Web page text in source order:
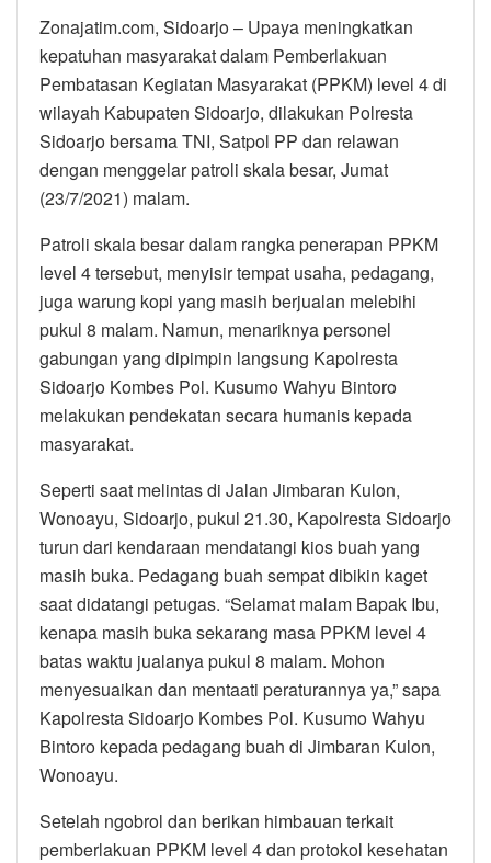
Zonajatim.com, Sidoarjo – Upaya meningkatkan
kepatuhan masyarakat dalam Pemberlakuan
Pembatasan Kegiatan Masyarakat (PPKM) level 4 di
wilayah Kabupaten Sidoarjo, dilakukan Polresta
Sidoarjo bersama TNI, Satpol PP dan relawan
dengan menggelar patroli skala besar, Jumat
(23/7/2021) malam.
Patroli skala besar dalam rangka penerapan PPKM
level 4 tersebut, menyisir tempat usaha, pedagang,
juga warung kopi yang masih berjualan melebihi
pukul 8 malam. Namun, menariknya personel
gabungan yang dipimpin langsung Kapolresta
Sidoarjo Kombes Pol. Kusumo Wahyu Bintoro
melakukan pendekatan secara humanis kepada
masyarakat.
Seperti saat melintas di Jalan Jimbaran Kulon,
Wonoayu, Sidoarjo, pukul 21.30, Kapolresta Sidoarjo
turun dari kendaraan mendatangi kios buah yang
masih buka. Pedagang buah sempat dibikin kaget
saat didatangi petugas. “Selamat malam Bapak Ibu,
kenapa masih buka sekarang masa PPKM level 4
batas waktu jualanya pukul 8 malam. Mohon
menyesuaikan dan mentaati peraturannya ya,” sapa
Kapolresta Sidoarjo Kombes Pol. Kusumo Wahyu
Bintoro kepada pedagang buah di Jimbaran Kulon,
Wonoayu.
Setelah ngobrol dan berikan himbauan terkait
pemberlakuan PPKM level 4 dan protokol kesehatan